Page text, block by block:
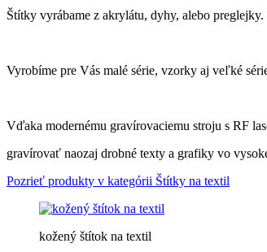
Štítky vyrábame z akrylátu, dyhy, alebo preglejky.
Vyrobíme pre Vás malé série, vzorky aj veľké
Vďaka modernému gravírovaciemu stroju s RF
gravírovať naozaj drobné texty a grafiky vo
Pozrieť produkty v kategórii Štítky na textil
kožený štítok na textil